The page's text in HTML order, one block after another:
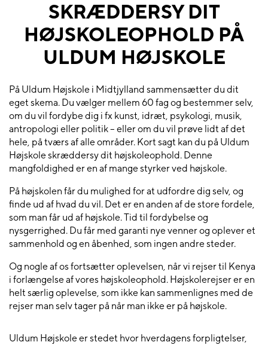
SKRÆDDERSY DIT
HØJSKOLEOPHOLD PÅ
ULDUM HØJSKOLE
På Uldum Højskole i Midtjylland sammensætter du dit
eget skema. Du vælger mellem 60 fag og bestemmer selv,
om du vil fordybe dig i fx kunst, idræt, psykologi, musik,
antropologi eller politik – eller om du vil prøve lidt af det
hele, på tværs af alle områder. Kort sagt kan du på Uldum
Højskole skræddersy dit højskoleophold. Denne
mangfoldighed er en af mange styrker ved højskole.
På højskolen får du mulighed for at udfordre dig selv, og
finde ud af hvad du vil. Det er en anden af de store fordele,
som man får ud af højskole. Tid til fordybelse og
nysgerrighed. Du får med garanti nye venner og oplever et
sammenhold og en åbenhed, som ingen andre steder.
Og nogle af os fortsætter oplevelsen, når vi rejser til Kenya
i forlængelse af vores højskoleophold. Højskolerejser er en
helt særlig oplevelse, som ikke kan sammenlignes med de
rejser man selv tager på når man ikke er på højskole.
Uldum Højskole er stedet hvor hverdagens forpligtelser,